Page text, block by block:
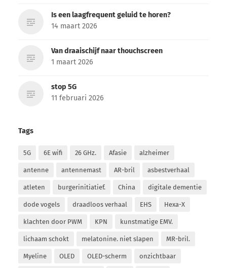
Is een laagfrequent geluid te horen?
14 maart 2026
Van draaischijf naar thouchscreen
1 maart 2026
stop 5G
11 februari 2026
Tags
5G 6E wifi 26 GHz. Afasie alzheimer
antenne antennemast AR-bril asbestverhaal
atleten burgerinitiatief. China digitale dementie
dode vogels draadloos verhaal EHS Hexa-X
klachten door PWM KPN kunstmatige EMV.
lichaam schokt melatonine. niet slapen MR-bril.
Myeline OLED OLED-scherm onzichtbaar